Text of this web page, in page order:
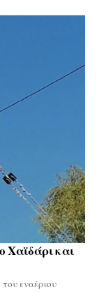
Χαϊδάρι και
εναέριου